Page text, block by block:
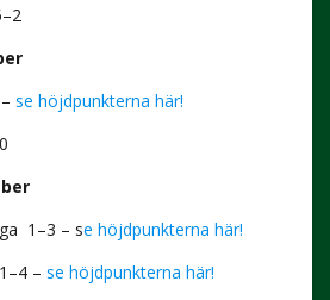
se höjdpunkterna här!
1–3 – se höjdpunkterna här!
– se höjdpunkterna här!